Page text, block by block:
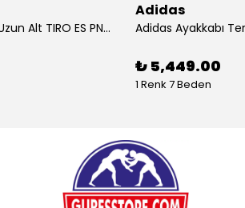
Adidas Antrenman Uzun Alt TIRO ES PNT JD0442
Adidas
₺ 5,449.00
1 Renk 7 Beden